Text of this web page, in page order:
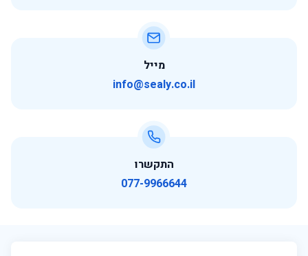
מייל
info@sealy.co.il
התקשרו
077-9966644